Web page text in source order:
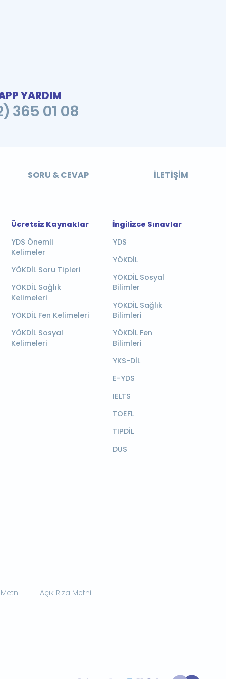
YARDIM
365 01 08
SORU & CEVAP İLETIŞIM
Ücretsiz Kaynaklar
YDS Önemli
Kelimeler
YÖKDİL Soru Tipleri
YÖKDİL Sağlık
Kelimeleri
YÖKDİL Fen Kelimeleri
YÖKDİL Sosyal
Kelimeleri
İngilizce Sınavlar
YDS
YÖKDİL
YÖKDİL Sosyal
Bilimler
YÖKDİL Sağlık
Bilimleri
YÖKDİL Fen
Bilimleri
YKS-DİL
E-YDS
IELTS
TOEFL
TIPDİL
DUS
Açık Rıza Metni